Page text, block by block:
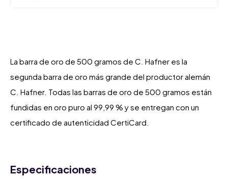
La barra de oro de 500 gramos de C. Hafner es la
segunda barra de oro más grande del productor alemán
C. Hafner. Todas las barras de oro de 500 gramos están
fundidas en oro puro al 99,99 % y se entregan con un
certificado de autenticidad CertiCard.
Especificaciones